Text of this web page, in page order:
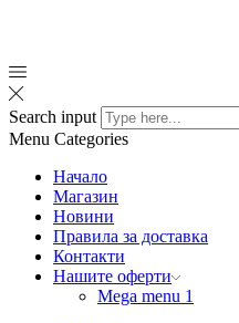
Search input
Menu Categories
Начало
Магазин
Новини
Правила за доставка
Контакти
Нашите оферти
Mega menu 1